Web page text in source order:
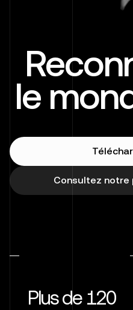
le
Consultez notre
Plus de 120